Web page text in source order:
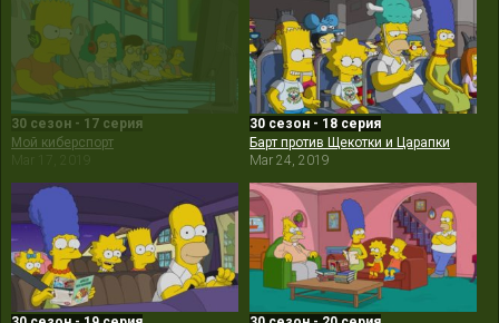
30 сезон - 17 серия
Мой киберспорт
Mar 17, 2019
30 сезон - 18 серия
Барт против Щекотки и Царапки
Mar 24, 2019